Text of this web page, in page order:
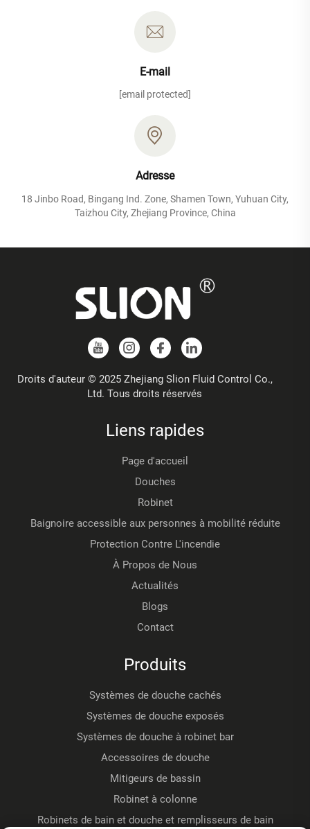
E-mail
[email protected]
Adresse
18 Jinbo Road, Bingang Ind. Zone, Shamen Town, Yuhuan City,
Taizhou City, Zhejiang Province, China
Droits d'auteur © 2025 Zhejiang Slion Fluid Control Co.,
Ltd. Tous droits réservés
Liens rapides
Page d'accueil
Douches
Robinet
Baignoire accessible aux personnes à mobilité réduite
Protection Contre L'incendie
À Propos de Nous
Actualités
Blogs
Contact
Produits
Systèmes de douche cachés
Systèmes de douche exposés
Systèmes de douche à robinet bar
Accessoires de douche
Mitigeurs de bassin
Robinet à colonne
Robinets de bain et douche et remplisseurs de bain